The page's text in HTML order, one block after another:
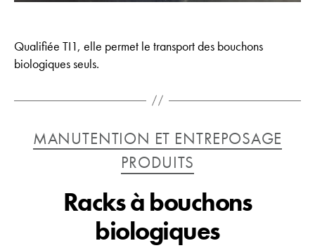
Qualifiée TI1, elle permet le transport des bouchons
biologiques seuls.
Catégories
MANUTENTION ET ENTREPOSAGE
PRODUITS
Racks à bouchons
biologiques